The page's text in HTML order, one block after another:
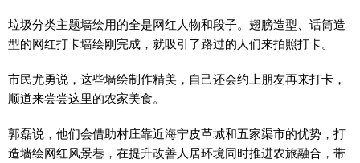
垃圾分类主题墙绘用的全是网红人物和段子。翅膀造型、话筒造
型的网红打卡墙绘刚完成，就吸引了路过的人们来拍照打卡。
市民尤勇说，这些墙绘制作精美，自己还会约上朋友再来打卡，
顺道来尝尝这里的农家美食。
郭磊说，他们会借助村庄靠近海宁皮革城和五家渠市的优势，打
造墙绘网红风景巷，在提升改善人居环境同时推进农旅融合，带